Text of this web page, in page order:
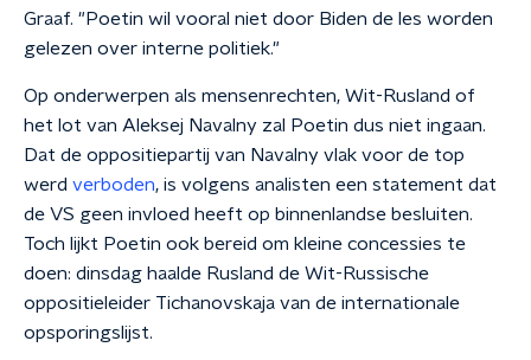
Graaf. "Poetin wil vooral niet door Biden de les worden
gelezen over interne politiek."
Op onderwerpen als mensenrechten, Wit-Rusland of
het lot van Aleksej Navalny zal Poetin dus niet ingaan.
Dat de oppositiepartij van Navalny vlak voor de top
werd verboden, is volgens analisten een statement dat
de VS geen invloed heeft op binnenlandse besluiten.
Toch lijkt Poetin ook bereid om kleine concessies te
doen: dinsdag haalde Rusland de Wit-Russische
oppositieleider Tichanovskaja van de internationale
opsporingslijst.